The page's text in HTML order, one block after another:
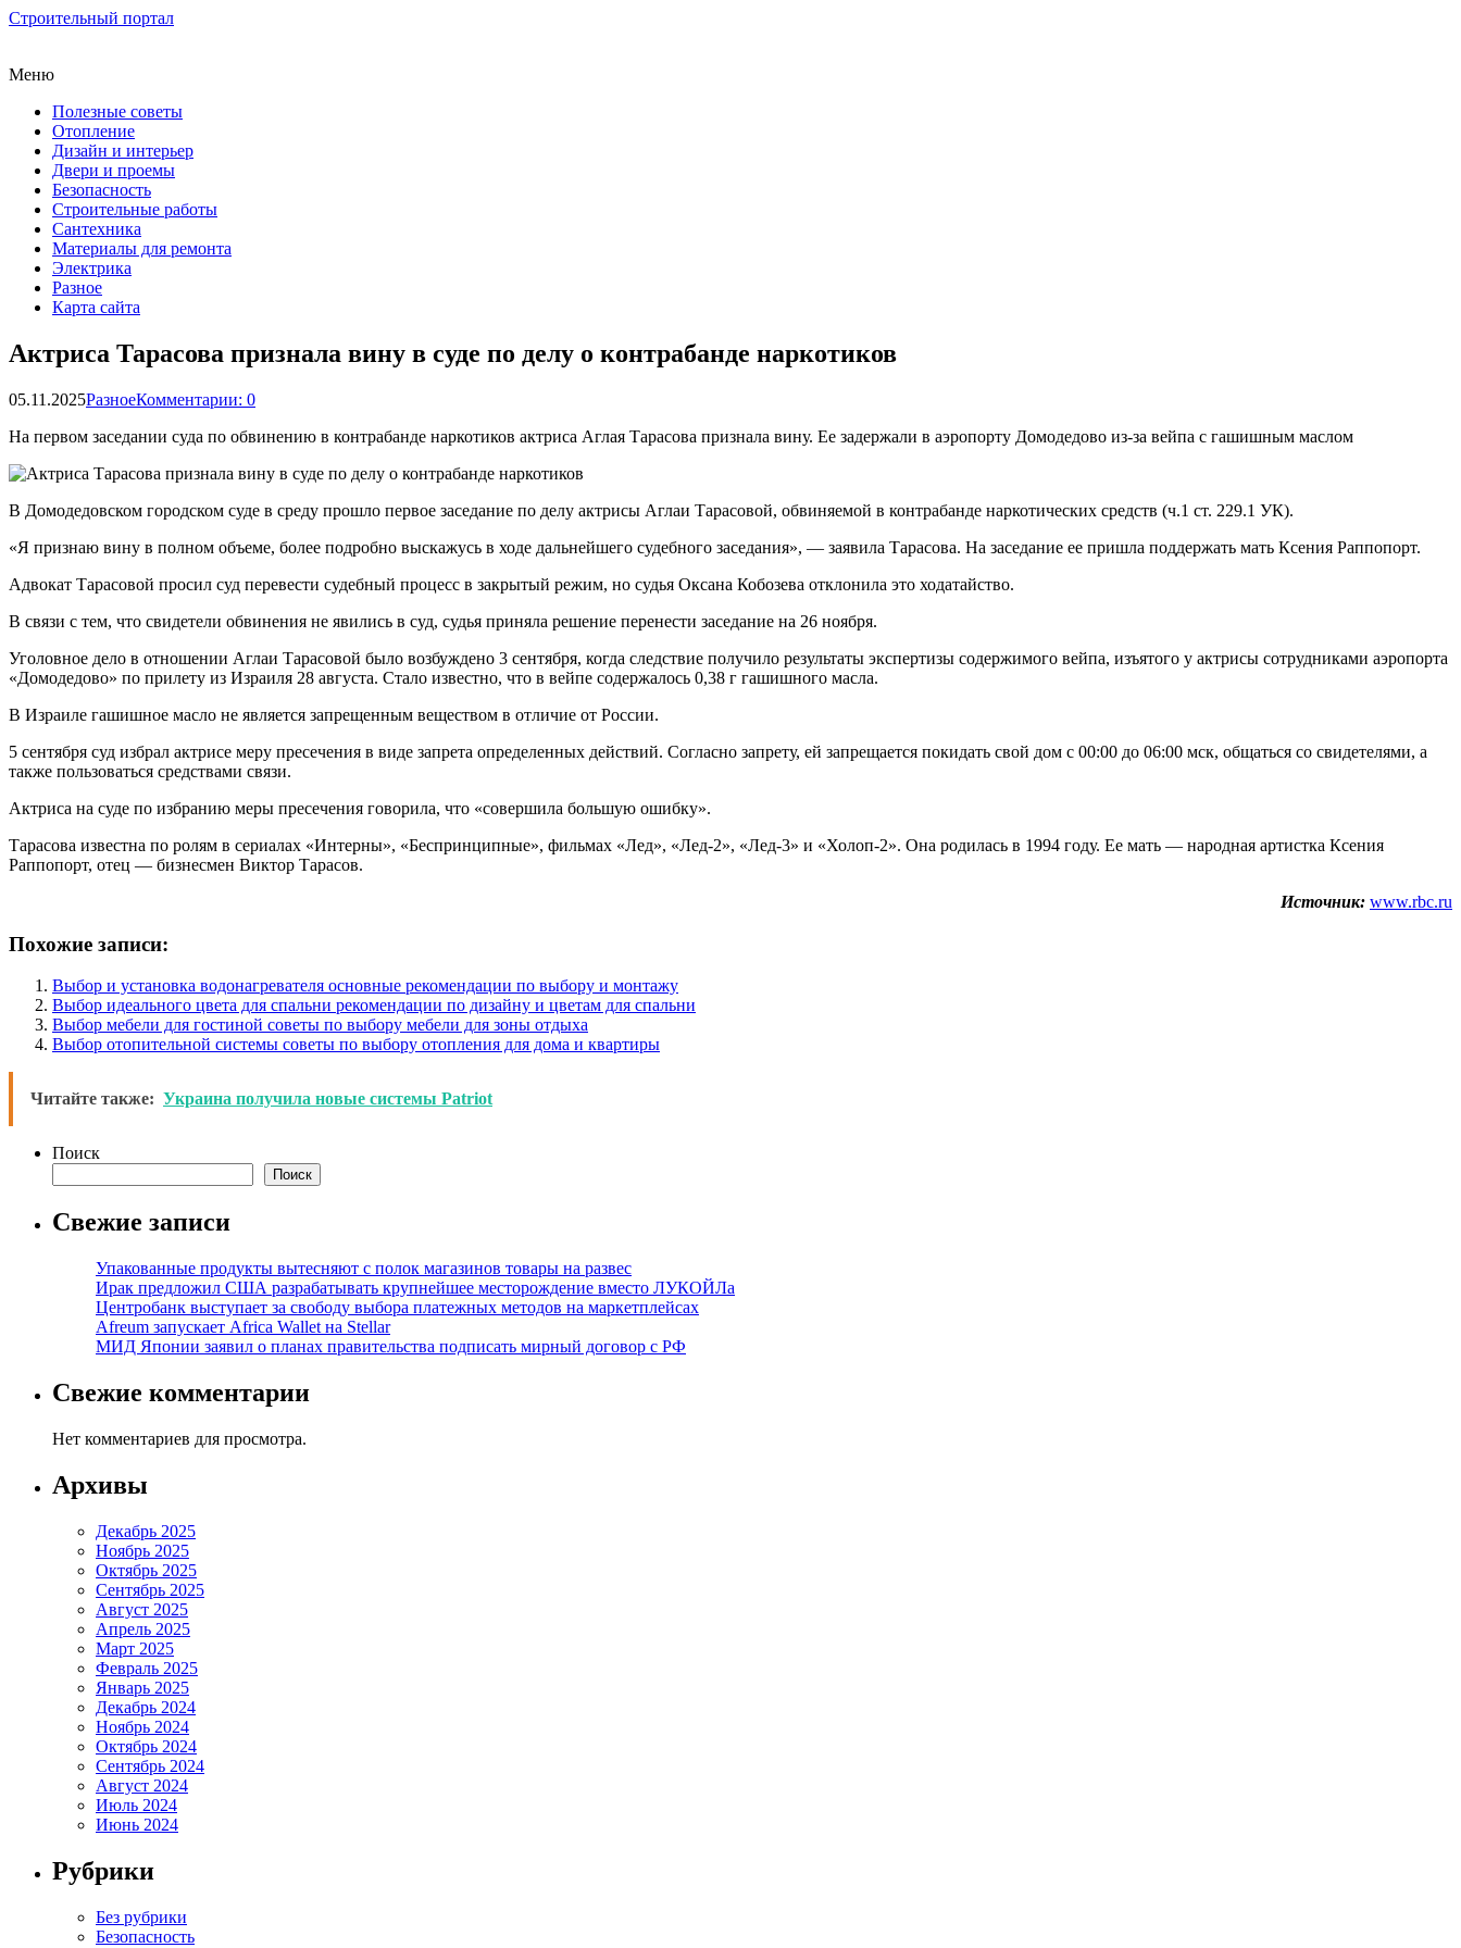
Строительный портал
Меню
Полезные советы
Отопление
Дизайн и интерьер
Двери и проемы
Безопасность
Строительные работы
Сантехника
Материалы для ремонта
Электрика
Разное
Карта сайта
Актриса Тарасова признала вину в суде по делу о контрабанде наркотиков
05.11.2025РазноеКомментарии: 0
На первом заседании суда по обвинению в контрабанде наркотиков актриса Аглая Тарасова признала вину. Ее задержали в аэропорту Домодедово из-за вейпа с гашишным маслом
В Домодедовском городском суде в среду прошло первое заседание по делу актрисы Аглаи Тарасовой, обвиняемой в контрабанде наркотических средств (ч.1 ст. 229.1 УК).
«Я признаю вину в полном объеме, более подробно выскажусь в ходе дальнейшего судебного заседания», — заявила Тарасова. На заседание ее пришла поддержать мать Ксения Раппопорт.
Адвокат Тарасовой просил суд перевести судебный процесс в закрытый режим, но судья Оксана Кобозева отклонила это ходатайство.
В связи с тем, что свидетели обвинения не явились в суд, судья приняла решение перенести заседание на 26 ноября.
Уголовное дело в отношении Аглаи Тарасовой было возбуждено 3 сентября, когда следствие получило результаты экспертизы содержимого вейпа, изъятого у актрисы сотрудниками аэропорта
«Домодедово» по прилету из Израиля 28 августа. Стало известно, что в вейпе содержалось 0,38 г гашишного масла.
В Израиле гашишное масло не является запрещенным веществом в отличие от России.
5 сентября суд избрал актрисе меру пресечения в виде запрета определенных действий. Согласно запрету, ей запрещается покидать свой дом с 00:00 до 06:00 мск, общаться со свидетелями, а
также пользоваться средствами связи.
Актриса на суде по избранию меры пресечения говорила, что «совершила большую ошибку».
Тарасова известна по ролям в сериалах «Интерны», «Беспринципные», фильмах «Лед», «Лед-2», «Лед-3» и «Холоп-2». Она родилась в 1994 году. Ее мать — народная артистка Ксения
Раппопорт, отец — бизнесмен Виктор Тарасов.
Источник: www.rbc.ru
Похожие записи:
Выбор и установка водонагревателя основные рекомендации по выбору и монтажу
Выбор идеального цвета для спальни рекомендации по дизайну и цветам для спальни
Выбор мебели для гостиной советы по выбору мебели для зоны отдыха
Выбор отопительной системы советы по выбору отопления для дома и квартиры
Читайте также: Украина получила новые системы Patriot
Поиск
Поиск
Свежие записи
Упакованные продукты вытесняют с полок магазинов товары на развес
Ирак предложил США разрабатывать крупнейшее месторождение вместо ЛУКОЙЛа
Центробанк выступает за свободу выбора платежных методов на маркетплейсах
Afreum запускает Africa Wallet на Stellar
МИД Японии заявил о планах правительства подписать мирный договор с РФ
Свежие комментарии
Нет комментариев для просмотра.
Архивы
Декабрь 2025
Ноябрь 2025
Октябрь 2025
Сентябрь 2025
Август 2025
Апрель 2025
Март 2025
Февраль 2025
Январь 2025
Декабрь 2024
Ноябрь 2024
Октябрь 2024
Сентябрь 2024
Август 2024
Июль 2024
Июнь 2024
Рубрики
Без рубрики
Безопасность